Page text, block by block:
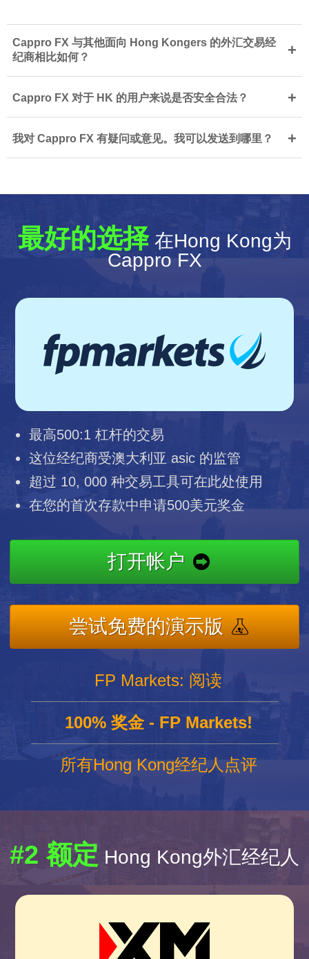
Cappro FX 与其他面向 Hong Kongers 的外汇交易经
纪商相比如何？
+
Cappro FX 对于 HK 的用户来说是否安全合法？ +
我对 Cappro FX 有疑问或意见。我可以发送到哪里？ +
最好的选择在Hong Kong为
Cappro FX
最高500:1 杠杆的交易
这位经纪商受澳大利亚 asic 的监管
超过 10, 000 种交易工具可在此处使用
在您的首次存款中申请500美元奖金
打开帐户
尝试免费的演示版
FP Markets: 阅读
100% 奖金 - FP Markets!
所有Hong Kong经纪人点评
#2 额定 Hong Kong外汇经纪人